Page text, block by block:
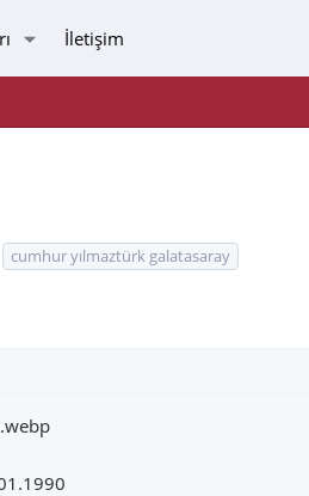
İletişim
cumhur yılmaztürk galatasaray